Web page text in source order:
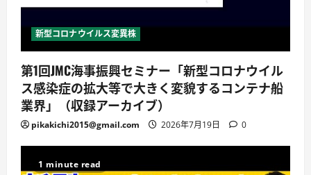
新型コロナウイルス変異株
第1回JMC海事振興セミナー「新型コロナウイル
ス感染症の拡大等で大きく変貌するコンテナ船
業界」（収録アーカイブ）
pikakichi2015@gmail.com 2026年7月19日 0
1 minute read